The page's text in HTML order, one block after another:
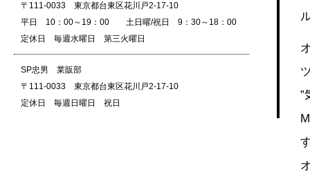
〒111-0033 東京都台東区花川戸2-17-10
平日 10：00～19：00 土日曜/祝日 9：30～18：00
定休日 毎週水曜日 第三火曜日
SP忠男 業販部
〒111-0033 東京都台東区花川戸2-17-10
定休日 毎週日曜日 祝日
”